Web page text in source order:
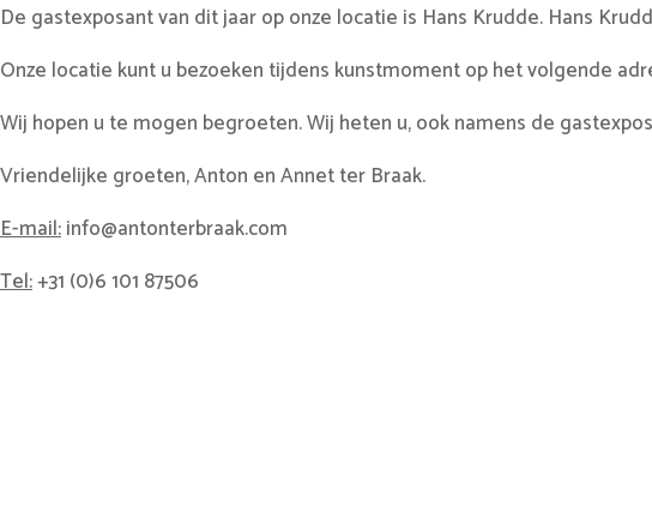
De gastexposant van dit jaar op onze locatie is Hans Krudde. Hans
Onze locatie kunt u bezoeken tijdens kunstmoment op het volgende
Wij hopen u te mogen begroeten. Wij heten u, ook namens de
Vriendelijke groeten, Anton en Annet ter Braak.
E-mail:info@antonterbraak.com
Tel:+31 (0)6 101 87506